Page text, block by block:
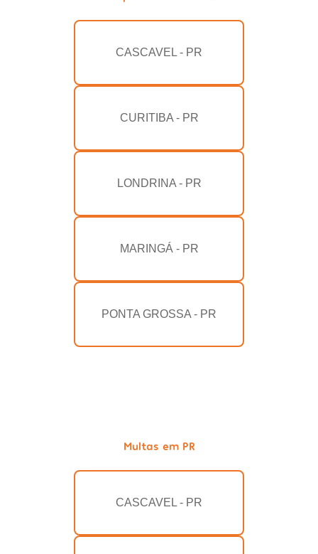
CASCAVEL - PR
CURITIBA - PR
LONDRINA - PR
MARINGÁ - PR
PONTA GROSSA - PR
Multas em PR
CASCAVEL - PR